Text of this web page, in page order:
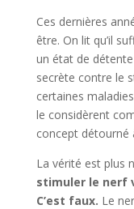
Ces dernières
être. On lit qu’il
un état de
secrète contre le
certaines
le considèrent
concept détourné
La vérité est plus
stimuler le nerf
C’est faux. Le